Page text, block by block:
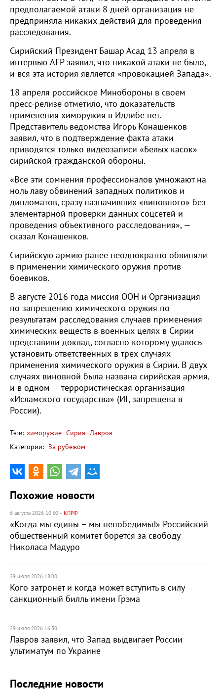
предполагаемой атаки 8 дней организация не
предприняла никаких действий для проведения
расследования.
Сирийский Президент Башар Асад 13 апреля в
интервью AFP заявил, что никакой атаки не было,
и вся эта история является «провокацией Запада».
18 апреля российское Минобороны в своем
пресс-релизе отметило, что доказательств
применения химоружия в Идлибе нет.
Представитель ведомства Игорь Конашенков
заявил, что в подтверждение факта атаки
приводятся только видеозаписи «Белых касок»
сирийской гражданской обороны.
«Все эти сомнения профессионалов умножают на
ноль лаву обвинений западных политиков и
дипломатов, сразу назначивших «виновного» без
элементарной проверки данных соцсетей и
проведения объективного расследования», —
сказал Конашенков.
Сирийскую армию ранее неоднократно обвиняли
в применении химического оружия против
боевиков.
В августе 2016 года миссия ООН и Организация
по запрещению химического оружия по
результатам расследования случаев применения
химических веществ в военных целях в Сирии
представили доклад, согласно которому удалось
установить ответственных в трех случаях
применения химического оружия в Сирии. В двух
случаях виновной была названа сирийская армия,
и в одном — террористическая организация
«Исламского государства» (ИГ, запрещена в
России).
Тэги: химоружие Сирия Лавров
Категории: За рубежом
Похожие новости
6 августа 2026 10:30 – КПРФ
«Когда мы едины – мы непобедимы!» Российский
общественный комитет борется за свободу
Николаса Мадуро
29 июля 2026 18:00
Кого затронет и когда может вступить в силу
санкционный билль имени Грэма
29 июля 2026 16:30
Лавров заявил, что Запад выдвигает России
ультиматум по Украине
Последние новости